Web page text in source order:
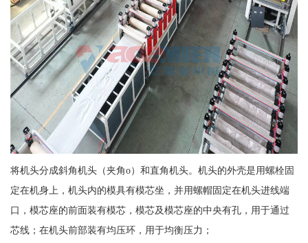
将机头分成斜角机头（夹角o）和直角机头。机头的外壳是用螺栓固
定在机身上，机头内的模具有模芯坐，并用螺帽固定在机头进线端
口，模芯座的前面装有模芯，模芯及模芯座的中央有孔，用于通过
芯线；在机头前部装有均压环，用于均衡压力；